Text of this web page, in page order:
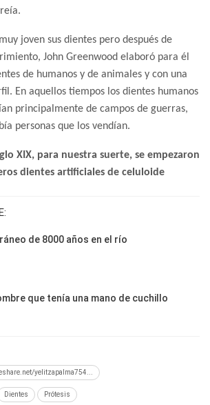
joven sus dientes pero después de
John Greenwood elaboró para él
de humanos y de animales y con una
En aquellos tiempos los dientes humanos
principalmente de campos de guerras,
personas que los vendían.
XIX, para nuestra suerte, se empezaron
dientes artificiales de celuloide
de 8000 años en el río
que tenía una mano de cuchillo
yelitzapalma754...
Dientes Prótesis